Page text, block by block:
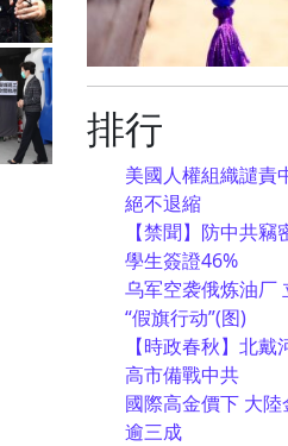
排行
美國人權組織譴責
絕不退縮
【禁聞】防中共
學生簽證46%
乌军空袭俄炼油厂
“假旗行动”(图)
【時政春秋】北
高市備戰中共
國際高金價下 大
逾三成